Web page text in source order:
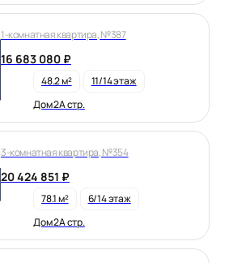
1-комнатная квартира, №387
16 683 080 ₽
48.2 м²
11/14 этаж
Дом 2А стр.
3-комнатная квартира, №354
20 424 851 ₽
78.1 м²
6/14 этаж
Дом 2А стр.